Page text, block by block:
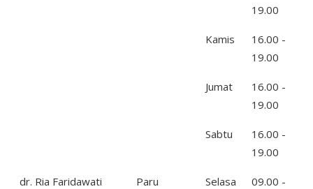
19.00
Kamis
16.00 -
19.00
Jumat
16.00 -
19.00
Sabtu
16.00 -
19.00
dr. Ria Faridawati
Paru Selasa
09.00 -